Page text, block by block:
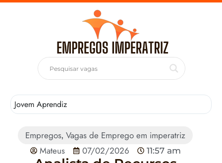
Jovem Aprendiz
Empregos,Vagas de Emprego em imperatriz
Mateus
07/02/2026 11:57 am